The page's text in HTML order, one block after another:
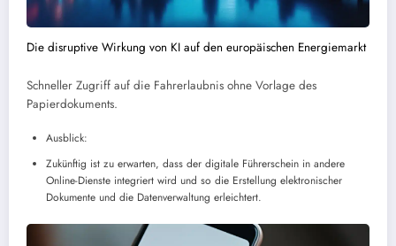
Die disruptive Wirkung von KI auf den europäischen Energiemarkt
Schneller Zugriff auf die Fahrerlaubnis ohne Vorlage des
Papierdokuments.
Ausblick:
Zukünftig ist zu erwarten, dass der digitale Führerschein in andere
Online-Dienste integriert wird und so die Erstellung elektronischer
Dokumente und die Datenverwaltung erleichtert.